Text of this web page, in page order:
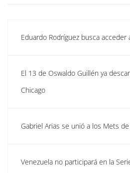
Eduardo Rodríguez busca
El 13 de Oswaldo Guillén ya
Chicago
Gabriel Arias se unió a los Mets
Venezuela no participará en la